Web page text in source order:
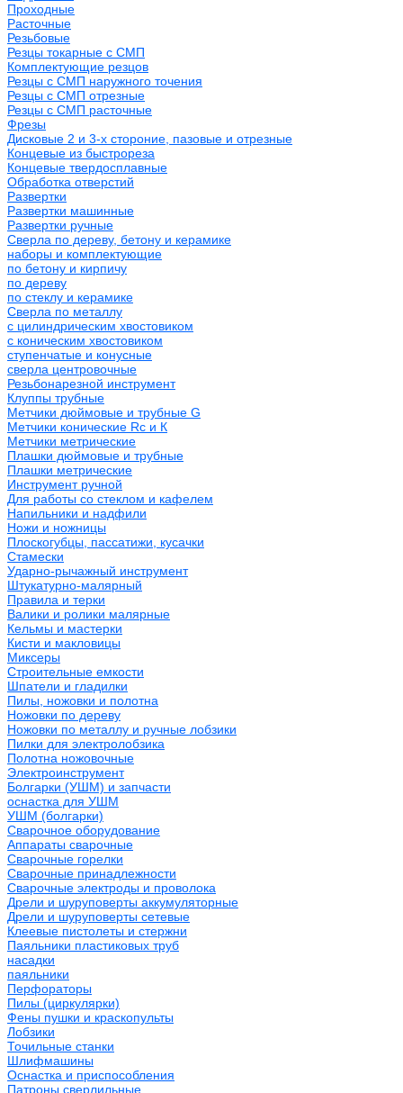
Проходные
Расточные
Резьбовые
Резцы токарные с СМП
Комплектующие резцов
Резцы с СМП наружного точения
Резцы с СМП отрезные
Резцы с СМП расточные
Фрезы
Дисковые 2 и 3-х стороние, пазовые и отрезные
Концевые из быстрореза
Концевые твердосплавные
Обработка отверстий
Развертки
Развертки машинные
Развертки ручные
Сверла по дереву, бетону и керамике
наборы и комплектующие
по бетону и кирпичу
по дереву
по стеклу и керамике
Сверла по металлу
c цилиндрическим хвостовиком
c коническим хвостовиком
cтупенчатые и конусные
сверла центровочные
Резьбонарезной инструмент
Клуппы трубные
Метчики дюймовые и трубные G
Метчики конические Rc и К
Метчики метрические
Плашки дюймовые и трубные
Плашки метрические
Инструмент ручной
Для работы со стеклом и кафелем
Напильники и надфили
Ножи и ножницы
Плоскогубцы, пассатижи, кусачки
Стамески
Ударно-рычажный инструмент
Штукатурно-малярный
Правила и терки
Валики и ролики малярные
Кельмы и мастерки
Кисти и макловицы
Миксеры
Строительные емкости
Шпатели и гладилки
Пилы, ножовки и полотна
Ножовки по дереву
Ножовки по металлу и ручные лобзики
Пилки для электролобзика
Полотна ножовочные
Электроинструмент
Болгарки (УШМ) и запчасти
оснастка для УШМ
УШМ (болгарки)
Сварочное оборудование
Аппараты сварочные
Сварочные горелки
Сварочные принадлежности
Сварочные электроды и проволока
Дрели и шуруповерты аккумуляторные
Дрели и шуруповерты сетевые
Клеевые пистолеты и стержни
Паяльники пластиковых труб
насадки
паяльники
Перфораторы
Пилы (циркулярки)
Фены пушки и краскопульты
Лобзики
Точильные станки
Шлифмашины
Оснастка и приспособления
Патроны сверлильные